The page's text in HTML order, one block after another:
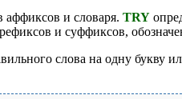
аффиксов и словаря. TRY
и суффиксов,
слова на одну букву